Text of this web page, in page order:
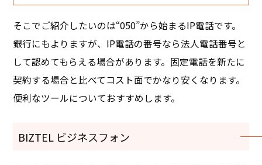
そこでご紹介したいのは“050”から始まるIP電話です。
銀行にもよりますが、IP電話の番号なら法人電話番号と
して認めてもらえる場合があります。固定電話を新たに
契約する場合と比べてコスト面でかなり安くなります。
便利なツールについておすすめします。
BIZTEL ビジネスフォン